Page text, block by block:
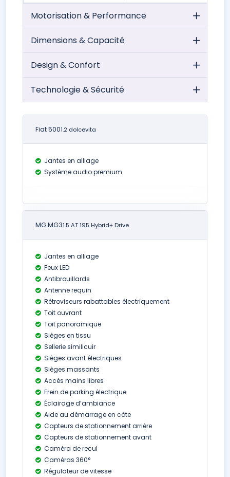
Motorisation & Performance
Dimensions & Capacité
Design & Confort
Technologie & Sécurité
Fiat 5001.2 dolcevita
Jantes en alliage
Système audio premium
MG MG31.5 AT 195 Hybrid+ Drive
Jantes en alliage
Feux LED
Antibrouillards
Antenne requin
Rétroviseurs rabattables électriquement
Toit ouvrant
Toit panoramique
Sièges en tissu
Sellerie similicuir
Sièges avant électriques
Sièges massants
Accès mains libres
Frein de parking électrique
Éclairage d’ambiance
Aide au démarrage en côte
Capteurs de stationnement arrière
Capteurs de stationnement avant
Caméra de recul
Caméras 360°
Régulateur de vitesse